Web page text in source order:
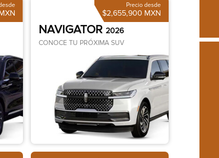
Precio desde
$2,655,900 MXN
NAVIGATOR 2026
CONOCE TU PRÓXIMA SUV